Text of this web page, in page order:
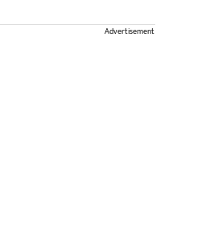
Advertisement